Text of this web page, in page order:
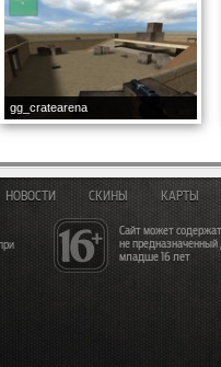
gg_cratearena
Сайт может
не
младше 16 лет
НОВОСТИ СКИНЫ КАРТЫ